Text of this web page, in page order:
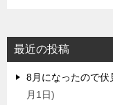
最近の投稿
8月になったので伏
月1日